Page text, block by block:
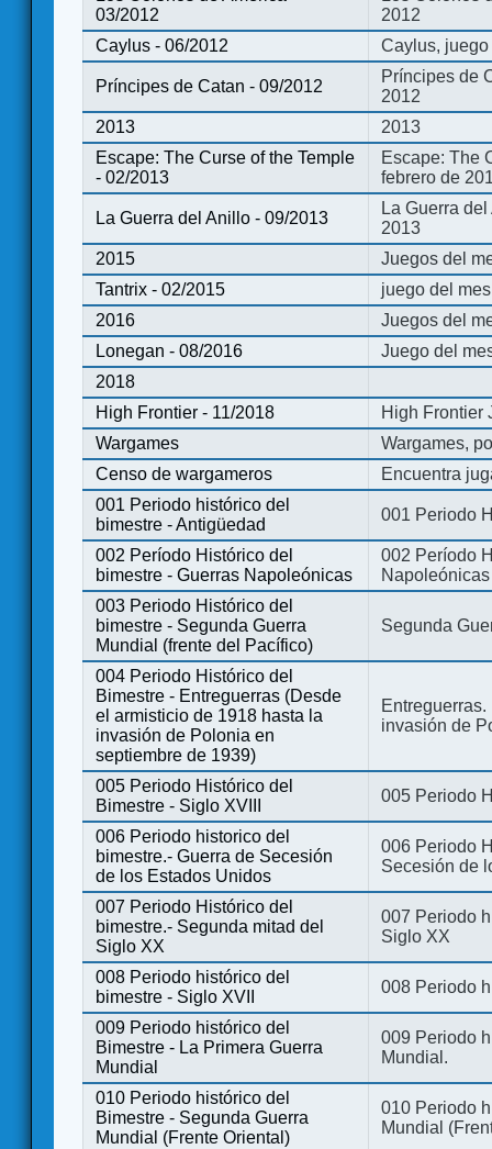
03/2012
2012
Caylus - 06/2012
Caylus,
Príncipes de Catan - 09/2012
Príncipes de
2012
2013
2013
Escape: The Curse of the Temple
- 02/2013
Escape: The
febrero de
La Guerra del Anillo - 09/2013
La Guerra
2013
2015
Juegos del
Tantrix - 02/2015
juego del
2016
Juegos del
Lonegan - 08/2016
Juego del
2018
High Frontier - 11/2018
High Frontier
Wargames
Wargames,
Censo de wargameros
Encuentra
001 Periodo histórico del
bimestre - Antigüedad
001 Periodo
002 Período Histórico del
bimestre - Guerras Napoleónicas
002 Período
Napoleónicas
003 Periodo Histórico del
bimestre - Segunda Guerra
Mundial (frente del Pacífico)
Segunda
004 Periodo Histórico del
Bimestre - Entreguerras (Desde
el armisticio de 1918 hasta la
invasión de Polonia en
septiembre de 1939)
invasión de
005 Periodo Histórico del
Bimestre - Siglo XVIII
005 Periodo
006 Periodo historico del
bimestre.- Guerra de Secesión
de los Estados Unidos
006 Periodo
Secesión de
007 Periodo Histórico del
bimestre.- Segunda mitad del
Siglo XX
007 Periodo
Siglo XX
008 Periodo histórico del
bimestre - Siglo XVII
008 Periodo
009 Periodo histórico del
Bimestre - La Primera Guerra
Mundial
009 Periodo
Mundial.
010 Periodo histórico del
Bimestre - Segunda Guerra
Mundial (Frente Oriental)
010 Periodo
Mundial